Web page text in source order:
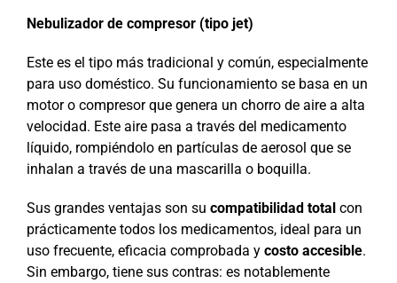
Nebulizador de compresor (tipo jet)
Este es el tipo más tradicional y común, especialmente
para uso doméstico. Su funcionamiento se basa en un
motor o compresor que genera un chorro de aire a alta
velocidad. Este aire pasa a través del medicamento
líquido, rompiéndolo en partículas de aerosol que se
inhalan a través de una mascarilla o boquilla.
Sus grandes ventajas son su compatibilidad totalcon
prácticamente todos los medicamentos, ideal para un
uso frecuente, eficacia comprobada y costo accesible.
Sin embargo, tiene sus contras: es notablemente